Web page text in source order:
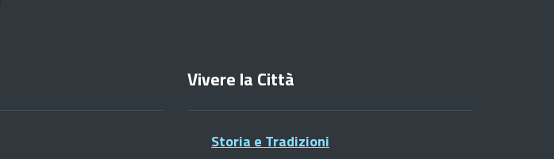
Vivere la Città
Storia e Tradizioni